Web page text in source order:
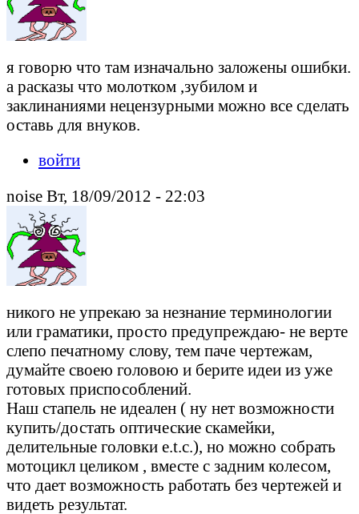
я говорю что там изначально заложены ошибки.
а расказы что молотком ,зубилом и
заклинаниями нецензурными можно все сделать
оставь для внуков.
войти
noise Вт, 18/09/2012 - 22:03
никого не упрекаю за незнание терминологии
или граматики, просто предупреждаю- не верте
слепо печатному слову, тем паче чертежам,
думайте своею головою и берите идеи из уже
готовых приспособлений.
Наш стапель не идеален ( ну нет возможности
купить/достать оптические скамейки,
делительные головки e.t.c.), но можно собрать
мотоцикл целиком , вместе с задним колесом,
что дает возможность работать без чертежей и
видеть результат.